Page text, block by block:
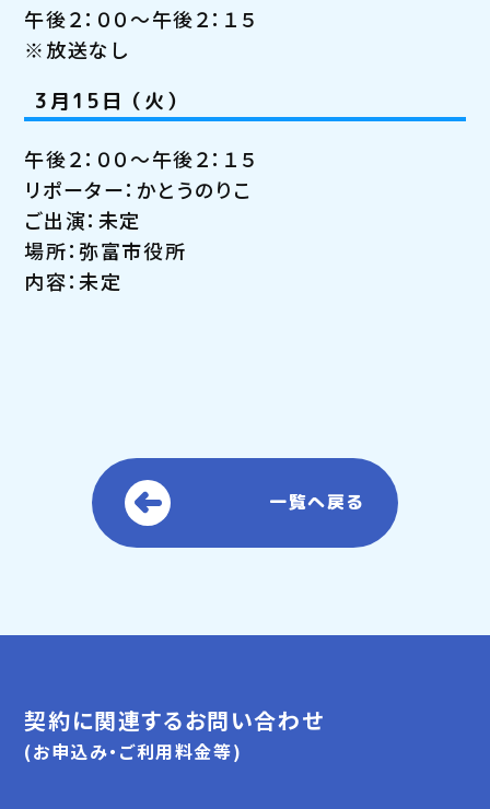
午後２：００～午後２：１５
※放送なし
3月15日（火）
午後２：００～午後２：１５
リポーター：かとうのりこ
ご出演：未定
場所：弥富市役所
内容：未定
一覧へ戻る
契約に関連するお問い合わせ
(お申込み・ご利用料金等)